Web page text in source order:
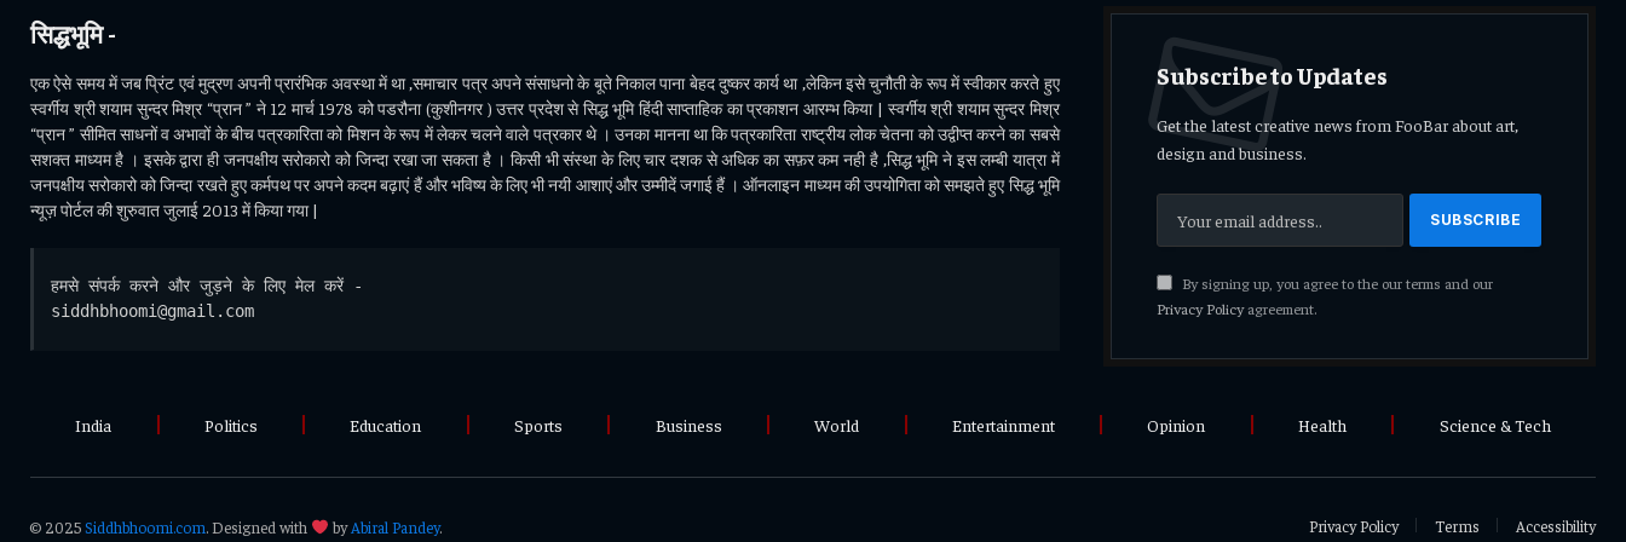
सिद्धभूमि -
एक ऐसे समय में जब प्रिंट एवं मुद्रण अपनी प्रारंभिक अवस्था में था ,समाचार पत्र अपने संसाधनो के बूते निकाल पाना बेहद दुष्कर कार्य था ,लेकिन इसे चुनौती के रूप में स्वीकार करते हुए
स्वर्गीय श्री शयाम सुन्दर मिश्र “प्रान ” ने 12 मार्च 1978 को पडरौना (कुशीनगर ) उत्तर प्रदेश से सिद्ध भूमि हिंदी साप्ताहिक का प्रकाशन आरम्भ किया | स्वर्गीय श्री शयाम सुन्दर मिश्र
“प्रान ” सीमित साधनों व अभावों के बीच पत्रकारिता को मिशन के रूप में लेकर चलने वाले पत्रकार थे । उनका मानना था कि पत्रकारिता राष्ट्रीय लोक चेतना को उद्वीप्त करने का सबसे
सशक्त माध्यम है । इसके द्वारा ही जनपक्षीय सरोकारो को जिन्दा रखा जा सकता है । किसी भी संस्था के लिए चार दशक से अधिक का सफ़र कम नही है ,सिद्ध भूमि ने इस लम्बी यात्रा में
जनपक्षीय सरोकारो को जिन्दा रखते हुए कर्मपथ पर अपने कदम बढ़ाएं हैं और भविष्य के लिए भी नयी आशाएं और उम्मीदें जगाई हैं । ऑनलाइन माध्यम की उपयोगिता को समझते हुए सिद्ध भूमि
न्यूज़ पोर्टल की शुरुवात जुलाई 2013 में किया गया |
हमसे संपर्क करने और जुड़ने के लिए मेल करें -
siddhbhoomi@gmail.com
Subscribe to Updates
Get the latest creative news from FooBar about art,
design and business.
By signing up, you agree to the our terms and our
Privacy Policyagreement.
India Politics Education Sports Business World Entertainment Opinion Health Science & Tech
© 2025Siddhbhoomi.com. Designed with byAbiral Pandey. Privacy Policy Terms Accessibility